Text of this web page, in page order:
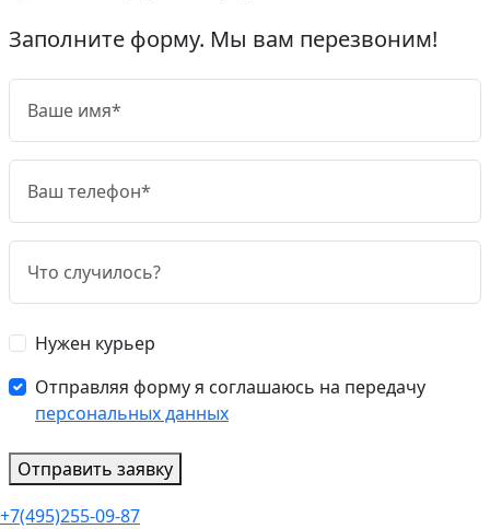
Заполните форму. Мы вам перезвоним!
Нужен курьер
Отправляя форму я соглашаюсь на передачу
персональных данных
Отправить заявку
+7(495)255-09-87